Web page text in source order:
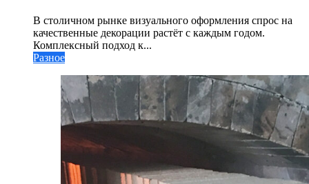
В столичном рынке визуального оформления спрос на
качественные декорации растёт с каждым годом.
Комплексный подход к...
Разное